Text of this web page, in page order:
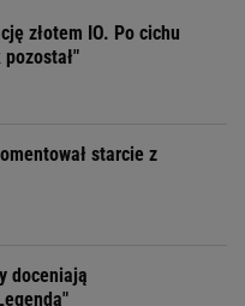
złotem IO. Po cichu
starcie z
doceniają